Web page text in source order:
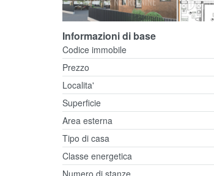
Informazioni di base
Codice immobile
Prezzo
Localita'
Superficie
Area esterna
Tipo di casa
Classe energetica